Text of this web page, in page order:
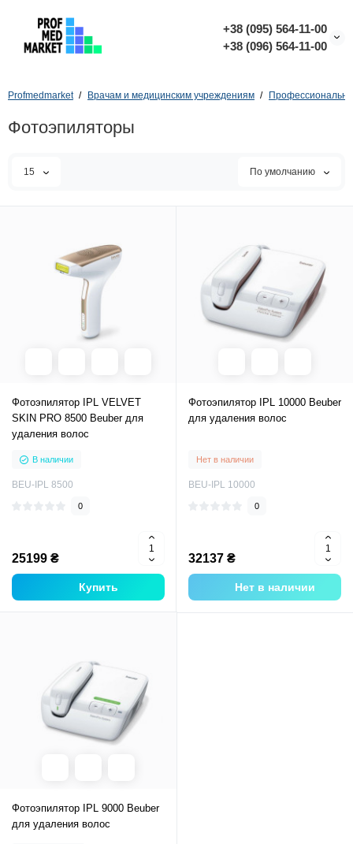
+38 (095) 564-11-00
+38 (096) 564-11-00
Profmedmarket Врачам и медицинским учреждениям
Фотоэпиляторы
15 По умолчанию
Фотоэпилятор IPL VELVET
SKIN PRO 8500 Beuber для
удаления волос
В наличии
BEU-IPL 8500
0
25199 ₴
Купить
Фотоэпилятор IPL 10000 Beuber
для удаления волос
Нет в наличии
BEU-IPL 10000
0
32137 ₴
Нет в наличии
Фотоэпилятор IPL 9000 Beuber
для удаления волос